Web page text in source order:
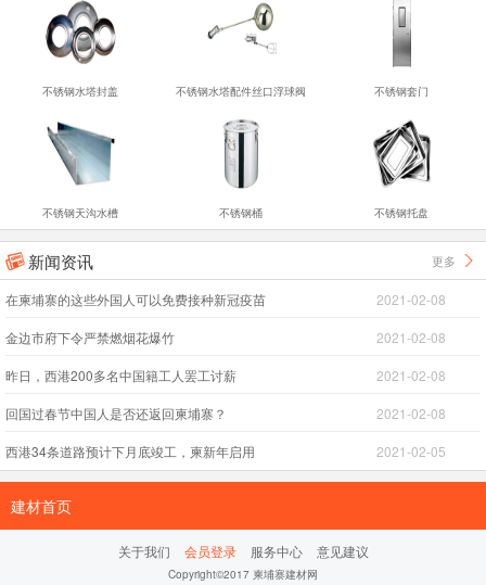
不锈钢水塔封盖 不锈钢水塔配件丝口浮球阀 不锈钢套门
不锈钢天沟水槽 不锈钢桶 不锈钢托盘
 新闻资讯 更多 
在柬埔寨的这些外国人可以免费接种新冠疫苗 2021-02-08
金边市府下令严禁燃烟花爆竹 2021-02-08
昨日，西港200多名中国籍工人罢工讨薪 2021-02-08
回国过春节中国人是否还返回柬埔寨？ 2021-02-08
西港34条道路预计下月底竣工，柬新年启用 2021-02-05
建材首页
关于我们 会员登录 服务中心 意见建议
Copyright©2017 柬埔寨建材网